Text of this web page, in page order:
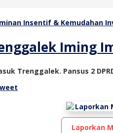
Iming
Trenggalek. Pansus 2
Laporkan